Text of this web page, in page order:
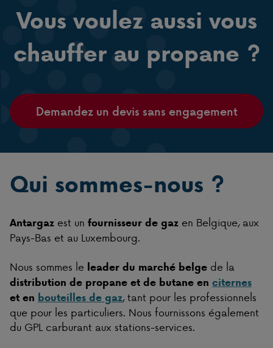
Vous voulez aussi vous
chauffer au propane ?
Demandez un devis sans engagement
Qui sommes-nous ?
Antargaz est un fournisseur de gaz en Belgique, aux
Pays-Bas et au Luxembourg.
Nous sommes le leader du marché belge de la
distribution de propane et de butane en citernes
et en bouteilles de gaz, tant pour les professionnels
que pour les particuliers. Nous fournissons également
du GPL carburant aux stations-services.